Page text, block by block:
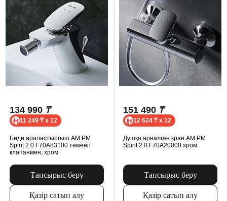
134 990 ₸
11 249 ₸ x 12
Биде араластырғыш AM.PM
Spirit 2.0 F70A83100 төменгі
клапанмен, хром
Тапсырыс беру
Қазір сатып алу
151 490 ₸
12 624 ₸ x 12
Душқа арналған кран AM.PM
Spirit 2.0 F70A20000 хром
Тапсырыс беру
Қазір сатып алу